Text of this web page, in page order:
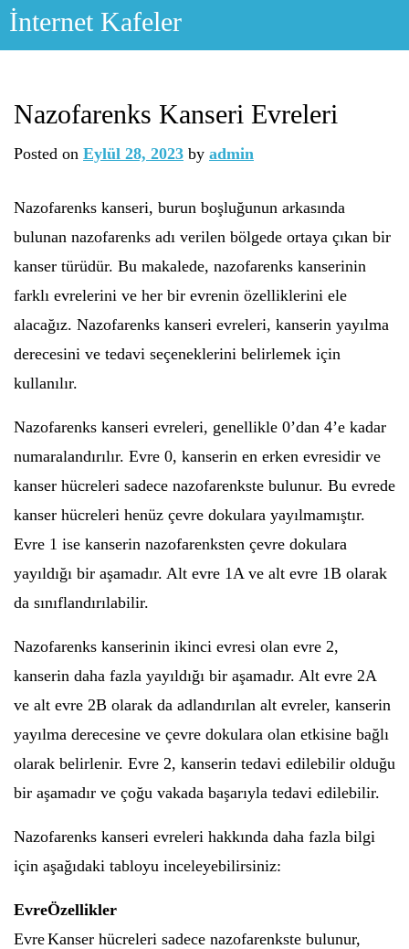
Skip
İnternet Kafeler
Nazofarenks Kanseri Evreleri
Posted on Eylül 28, 2023 by admin
Nazofarenks kanseri, burun boşluğunun arkasında
bulunan nazofarenks adı verilen bölgede ortaya çıkan bir
kanser türüdür. Bu makalede, nazofarenks kanserinin
farklı evrelerini ve her bir evrenin özelliklerini ele
alacağız. Nazofarenks kanseri evreleri, kanserin yayılma
derecesini ve tedavi seçeneklerini belirlemek için
kullanılır.
Nazofarenks kanseri evreleri, genellikle 0’dan 4’e kadar
numaralandırılır. Evre 0, kanserin en erken evresidir ve
kanser hücreleri sadece nazofarenkste bulunur. Bu evrede
kanser hücreleri henüz çevre dokulara yayılmamıştır.
Evre 1 ise kanserin nazofarenksten çevre dokulara
yayıldığı bir aşamadır. Alt evre 1A ve alt evre 1B olarak
da sınıflandırılabilir.
Nazofarenks kanserinin ikinci evresi olan evre 2,
kanserin daha fazla yayıldığı bir aşamadır. Alt evre 2A
ve alt evre 2B olarak da adlandırılan alt evreler, kanserin
yayılma derecesine ve çevre dokulara olan etkisine bağlı
olarak belirlenir. Evre 2, kanserin tedavi edilebilir olduğu
bir aşamadır ve çoğu vakada başarıyla tedavi edilebilir.
Nazofarenks kanseri evreleri hakkında daha fazla bilgi
için aşağıdaki tabloyu inceleyebilirsiniz:
EvreÖzellikler
EvreKanser hücreleri sadece nazofarenkste bulunur,